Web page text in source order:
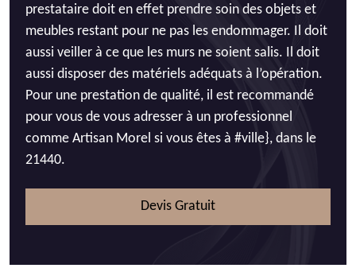
prestataire doit en effet prendre soin des objets et
meubles restant pour ne pas les endommager. Il doit
aussi veiller à ce que les murs ne soient salis. Il doit
aussi disposer des matériels adéquats à l’opération.
Pour une prestation de qualité, il est recommandé
pour vous de vous adresser à un professionnel
comme Artisan Morel si vous êtes à #ville}, dans le
21440.
Devis Gratuit